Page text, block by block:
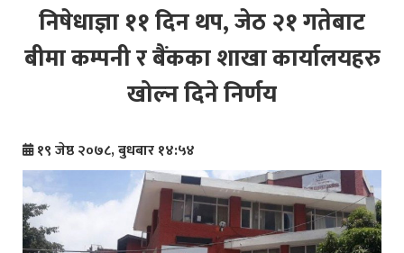
निषेधाज्ञा ११ दिन थप, जेठ २१ गतेबाट
बीमा कम्पनी र बैंकका शाखा कार्यालयहरु
खोल्न दिने निर्णय
१९ जेष्ठ २०७८, बुधबार १४:५४